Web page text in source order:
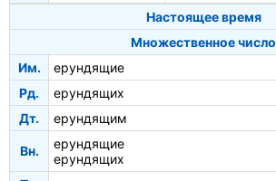
Настоящее время
Множественное число
Им.
ерундящие
Рд.
ерундящих
Дт.
ерундящим
Вн.
ерундящие
ерундящих